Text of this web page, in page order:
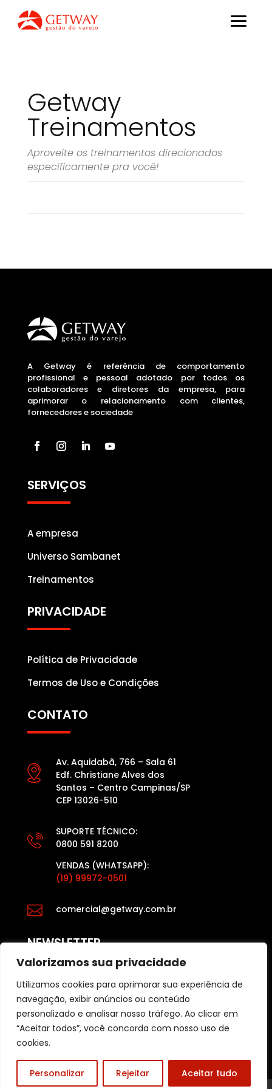
Valorizamos sua privacidade
Utilizamos cookies para aprimorar sua experiência de
navegação, exibir anúncios ou conteúdo
personalizado e analisar nosso tráfego. Ao clicar em
“Aceitar todos”, você concorda com nosso uso de
cookies.
Personalizar Rejeitar Aceitar tudo
Getway
Treinamentos
Aproveite os treinamentos direcionados
especificamente pra você!
A Getway é referência de comportamento
profissional e pessoal adotado por todos os
colaboradores e diretores da empresa, para
aprimorar o relacionamento com clientes,
fornecedores e sociedade
SERVIÇOS
A empresa
Universo Sambanet
Treinamentos
PRIVACIDADE
Política de Privacidade
Termos de Uso e Condições
CONTATO
Av. Aquidabã, 766 – Sala 61
Edf. Christiane Alves dos
Santos – Centro Campinas/SP
CEP 13026-510
SUPORTE TÉCNICO:
0800 591 8200
VENDAS (WHATSAPP):
(19) 99972-0501
 comercial@getway.com.br
NEWSLETTER
Fique por dentro das últimas atualizações das
últimas notícias e dicas para o varejo, acesse:
Blog Getway